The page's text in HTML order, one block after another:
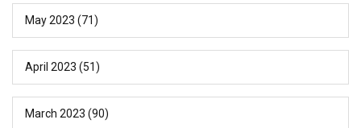
May 2023 (71)
April 2023 (51)
March 2023 (90)